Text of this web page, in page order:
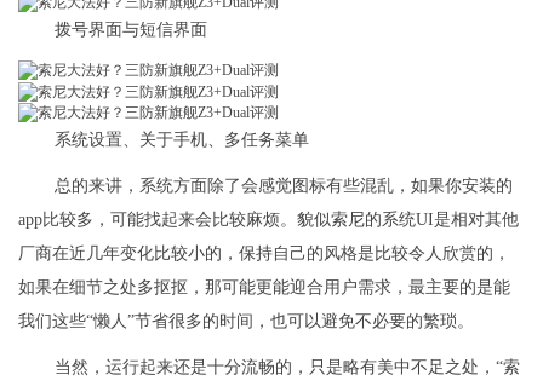
拨号界面与短信界面
系统设置、关于手机、多任务菜单
总的来讲，系统方面除了会感觉图标有些混乱，如果你安装的
app比较多，可能找起来会比较麻烦。貌似索尼的系统UI是相对其他
厂商在近几年变化比较小的，保持自己的风格是比较令人欣赏的，
如果在细节之处多抠抠，那可能更能迎合用户需求，最主要的是能
我们这些“懒人”节省很多的时间，也可以避免不必要的繁琐。
当然，运行起来还是十分流畅的，只是略有美中不足之处，“索